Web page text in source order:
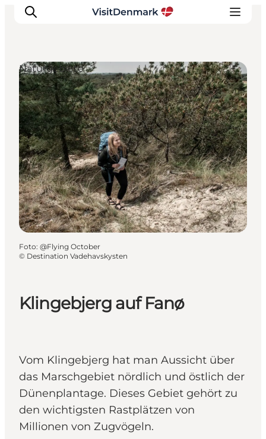
Inspiration
Regionen
Erlebnisse
Unterkünfte
Reiseplanung
Klingebjerg auf Fanø
Vom Klingebjerg hat man Aussicht über
das Marschgebiet nördlich und östlich der
Dünenplantage. Dieses Gebiet gehört zu
den wichtigsten Rastplätzen von
Millionen von Zugvögeln.
Naturgebiete
Foto: @Flying October
© Destination Vadehavskysten